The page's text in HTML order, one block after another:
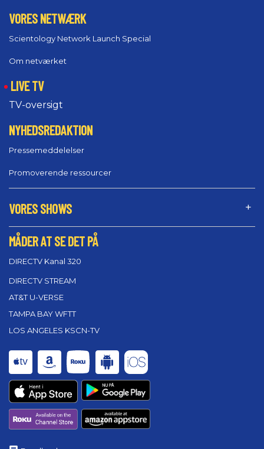
VORES NETWÆRK
Scientology Network Launch Special
Om netværket
LIVE TV
TV-oversigt
NYHEDSREDAKTION
Pressemeddelelser
Promoverende ressourcer
VORES SHOWS
MÅDER AT SE DET PÅ
DIRECTV Kanal 320
DIRECTV STREAM
AT&T U-VERSE
TAMPA BAY WFTT
LOS ANGELES KSCN-TV